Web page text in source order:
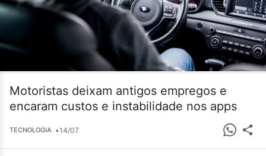
Motoristas deixam antigos empregos e
encaram custos e instabilidade nos apps
TECNOLOGIA •14/07